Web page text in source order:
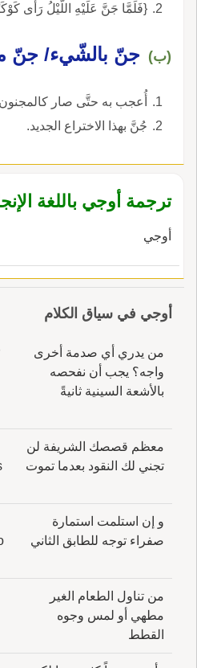
{فَلَمَّا جَنَّ عَلَيْهِ اللَّيْلُ رَأَى
(ب) جنّ بالشّيء/ جنّ
أُعجب به حتَّى صار
جُنَّ بهذا الاختراع الجديد.
ترجمة أوجي باللغة
أوجي
أوجي في سياق الكلام
من يدري أي صدمة أخرى
واجه؟ يجب أن نفحصه
بالأشعة السينية ثانيةً
معظم قصصك الشريفة لن
تجني لك النقود بعدما تموت
و إن استلمت استمارة
صفراء توجه للطابق الثاني
من تناول الطعام الغير
مطهي أو لمس وجوه
القطط